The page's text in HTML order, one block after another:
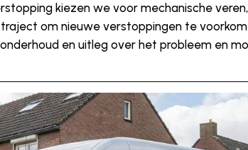
kiezen we voor mechanische
traject om nieuwe verstoppingen te
en uitleg over het probleem en